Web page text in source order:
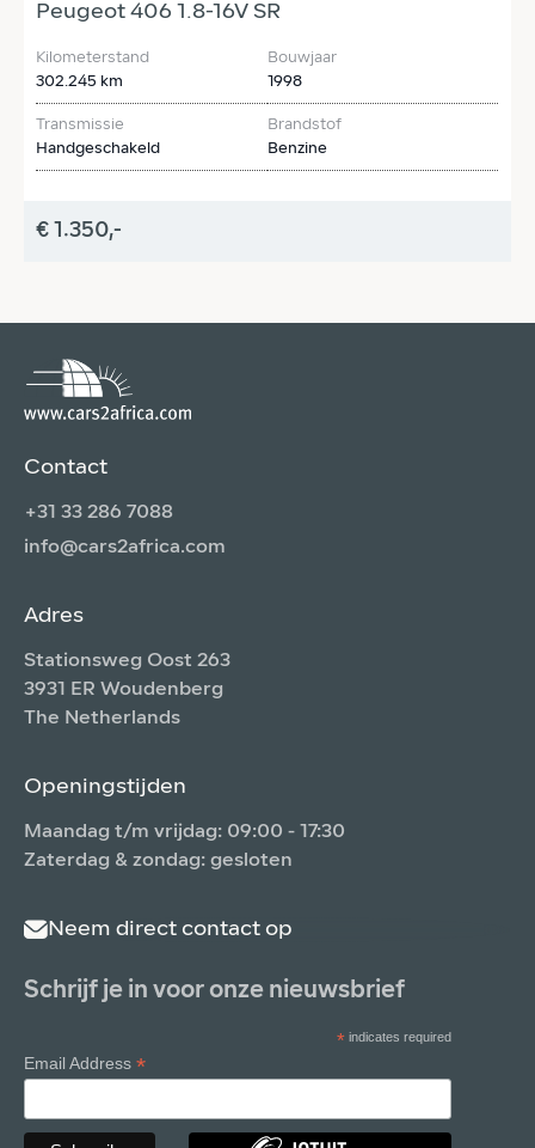
Peugeot 406 1.8-16V SR
Kilometerstand
302.245 km
Bouwjaar
1998
Transmissie
Handgeschakeld
Brandstof
Benzine
€ 1.350,-
Contact
+31 33 286 7088
info@cars2africa.com
Adres
Stationsweg Oost 263
3931 ER Woudenberg
The Netherlands
Openingstijden
Maandag t/m vrijdag: 09:00 - 17:30
Zaterdag & zondag: gesloten
Neem direct contact op
Schrijf je in voor onze nieuwsbrief
*indicates required
Email Address*